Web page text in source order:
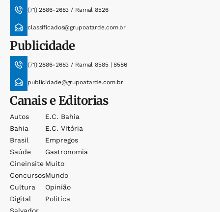
(71) 2886-2683 / Ramal 8526
classificados@grupoatarde.com.br
Publicidade
(71) 2886-2683 / Ramal 8585 | 8586
publicidade@grupoatarde.com.br
Canais e Editorias
Autos
Bahia
Brasil
Saúde
Cineinsite
Concursos
Cultura
Digital
E.c. Bahia
E.c. Vitória
Empregos
Gastronomia
Muito
Mundo
Opinião
Política